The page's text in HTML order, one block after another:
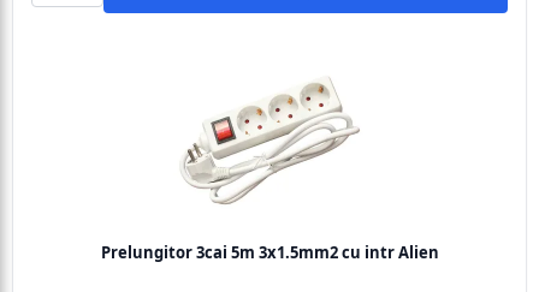
Prelungitor 3cai 5m 3x1.5mm2 cu intr Alien